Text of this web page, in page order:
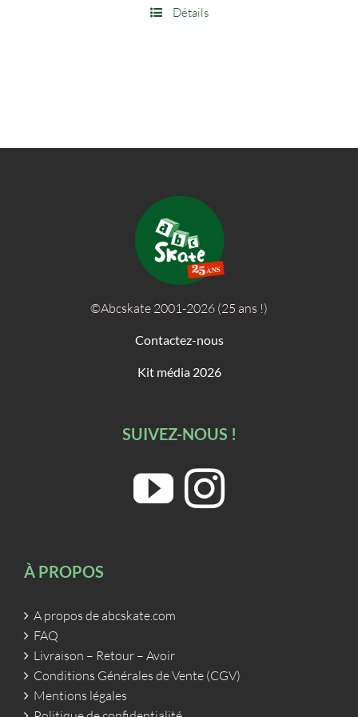
Détails
©Abcskate 2001-2026 (25 ans !)
Contactez-nous
Kit média 2026
SUIVEZ-NOUS !
À PROPOS
A propos de abcskate.com
FAQ
Livraison – Retour – Avoir
Conditions Générales de Vente (CGV)
Mentions légales